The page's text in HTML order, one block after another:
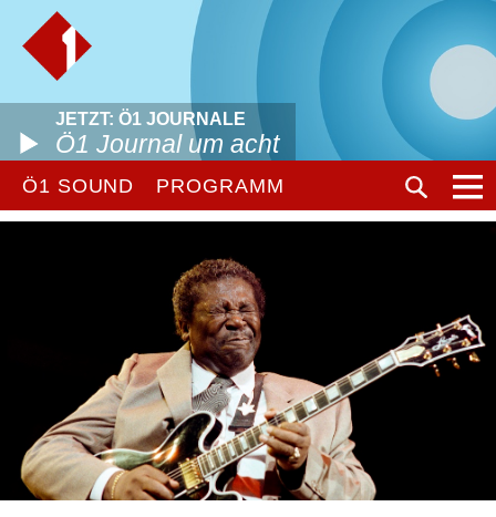
JETZT: Ö1 JOURNALE
Ö1 Journal um acht
Ö1 SOUND PROGRAMM